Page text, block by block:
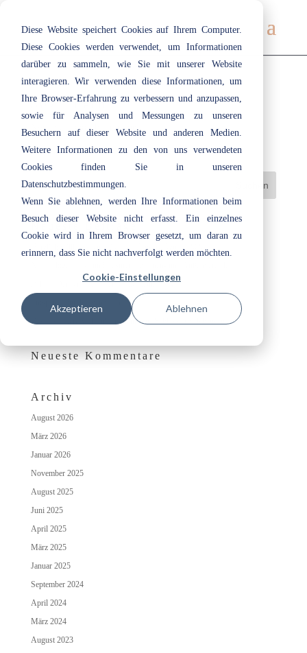
Diese Website speichert Cookies auf Ihrem Computer.
Diese Cookies werden verwendet, um Informationen
darüber zu sammeln, wie Sie mit unserer Website
interagieren. Wir verwenden diese Informationen, um
Ihre Browser-Erfahrung zu verbessern und anzupassen,
sowie für Analysen und Messungen zu unseren
Besuchern auf dieser Website und anderen Medien.
Weitere Informationen zu den von uns verwendeten
Cookies finden Sie in unseren
Datenschutzbestimmungen.
Wenn Sie ablehnen, werden Ihre Informationen beim
Besuch dieser Website nicht erfasst. Ein einzelnes
Cookie wird in Ihrem Browser gesetzt, um daran zu
erinnern, dass Sie nicht nachverfolgt werden möchten.
Cookie-Einstellungen
Akzeptieren Ablehnen
307 | Fern
Nov. 24, 2020 | ,Grün
Herzlich willkommen bei ecotec: Unsere Azubis 2026
„Cloud Dancer“: Eine Farbe, die Raum lässt
Das besondere Wohlfühlambiente auf Schloss Irmelshausen
Neueste Kommentare
Archiv
August 2026
März 2026
Januar 2026
November 2025
August 2025
Juni 2025
April 2025
März 2025
Januar 2025
September 2024
April 2024
März 2024
August 2023